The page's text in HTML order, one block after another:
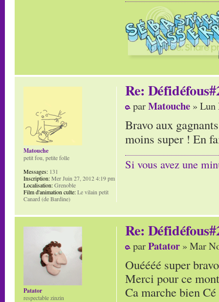
Re:
parMatouche » Lun
Bravo aux
moins super ! En
Si vous avez une
Matouche
petit fou, petite folle
Messages: 131
Inscription:Mer Juin 27, 2012 4:19 pm
Localisation:Grenoble
Film d'animation culte:Le vilain petit
Canard (de Bardine)
Re:
parPatator » Mar
Ouéééé super
Merci pour ce
Ca marche bien
Patator
respectable zinzin